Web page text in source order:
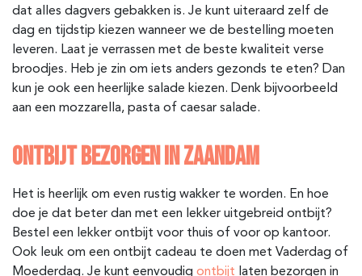
dat alles dagvers gebakken is. Je kunt uiteraard zelf de
dag en tijdstip kiezen wanneer we de bestelling moeten
leveren. Laat je verrassen met de beste kwaliteit verse
broodjes. Heb je zin om iets anders gezonds te eten? Dan
kun je ook een heerlijke salade kiezen. Denk bijvoorbeeld
aan een mozzarella, pasta of caesar salade.
ONTBIJT BEZORGEN IN ZAANDAM
Het is heerlijk om even rustig wakker te worden. En hoe
doe je dat beter dan met een lekker uitgebreid ontbijt?
Bestel een lekker ontbijt voor thuis of voor op kantoor.
Ook leuk om een ontbijt cadeau te doen met Vaderdag of
Moederdag. Je kunt eenvoudig ontbijt laten bezorgen in